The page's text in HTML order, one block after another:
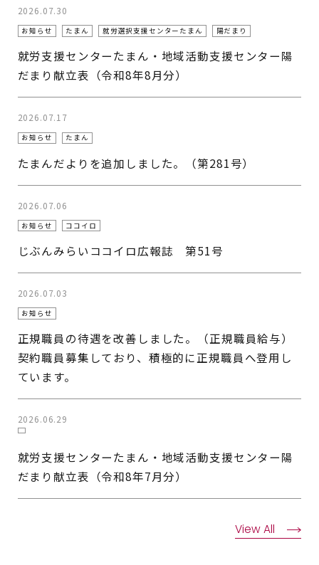
2026.07.30
お知らせ たまん 就労選択支援センターたまん 陽だまり
就労支援センターたまん・地域活動支援センター陽
だまり献立表（令和8年8月分）
2026.07.17
お知らせ たまん
たまんだよりを追加しました。（第281号）
2026.07.06
お知らせ ココイロ
じぶんみらいココイロ広報誌 第51号
2026.07.03
お知らせ
正規職員の待遇を改善しました。（正規職員給与）
契約職員募集しており、積極的に正規職員へ登用し
ています。
2026.06.29
就労支援センターたまん・地域活動支援センター陽
だまり献立表（令和8年7月分）
View All